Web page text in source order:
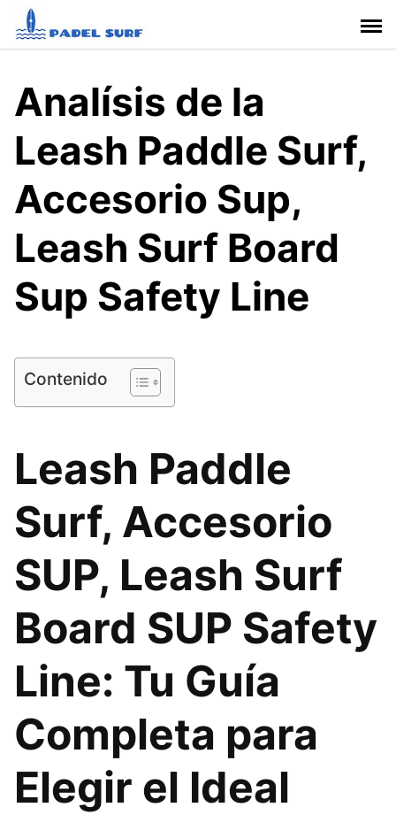
l
Analísis de la
Leash Paddle Surf,
Accesorio Sup,
Leash Surf Board
Sup Safety Line
Contenido
Leash Paddle
Surf, Accesorio
SUP, Leash Surf
Board SUP Safety
Line: Tu Guía
Completa para
Elegir el Ideal